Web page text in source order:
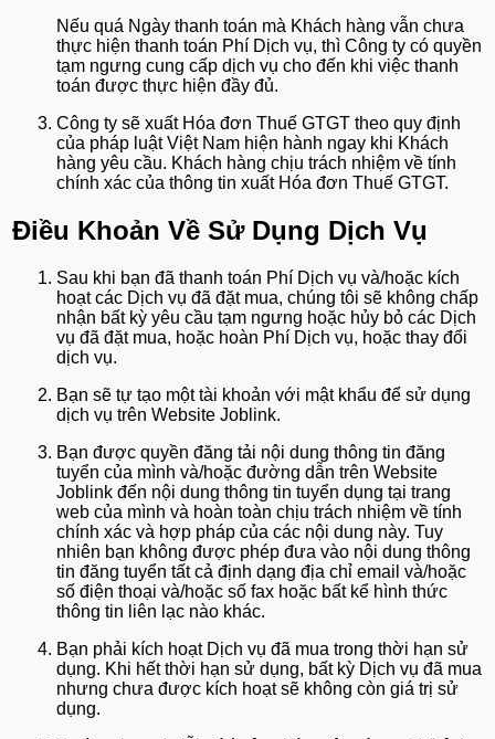
Nếu quá Ngày thanh toán mà Khách hàng vẫn chưa
thực hiện thanh toán Phí Dịch vụ, thì Công ty có quyền
tạm ngưng cung cấp dịch vụ cho đến khi việc thanh
toán được thực hiện đầy đủ.
Công ty sẽ xuất Hóa đơn Thuế GTGT theo quy định
của pháp luật Việt Nam hiện hành ngay khi Khách
hàng yêu cầu. Khách hàng chịu trách nhiệm về tính
chính xác của thông tin xuất Hóa đơn Thuế GTGT.
Điều Khoản Về Sử Dụng Dịch Vụ
Sau khi bạn đã thanh toán Phí Dịch vụ và/hoặc kích
hoạt các Dịch vụ đã đặt mua, chúng tôi sẽ không chấp
nhận bất kỳ yêu cầu tạm ngưng hoặc hủy bỏ các Dịch
vụ đã đặt mua, hoặc hoàn Phí Dịch vụ, hoặc thay đổi
dịch vụ.
Bạn sẽ tự tạo một tài khoản với mật khẩu để sử dụng
dịch vụ trên Website Joblink.
Bạn được quyền đăng tải nội dung thông tin đăng
tuyển của mình và/hoặc đường dẫn trên Website
Joblink đến nội dung thông tin tuyển dụng tại trang
web của mình và hoàn toàn chịu trách nhiệm về tính
chính xác và hợp pháp của các nội dung này. Tuy
nhiên bạn không được phép đưa vào nội dung thông
tin đăng tuyển tất cả định dạng địa chỉ email và/hoặc
số điện thoại và/hoặc số fax hoặc bất kể hình thức
thông tin liên lạc nào khác.
Bạn phải kích hoạt Dịch vụ đã mua trong thời hạn sử
dụng. Khi hết thời hạn sử dụng, bất kỳ Dịch vụ đã mua
nhưng chưa được kích hoạt sẽ không còn giá trị sử
dụng.